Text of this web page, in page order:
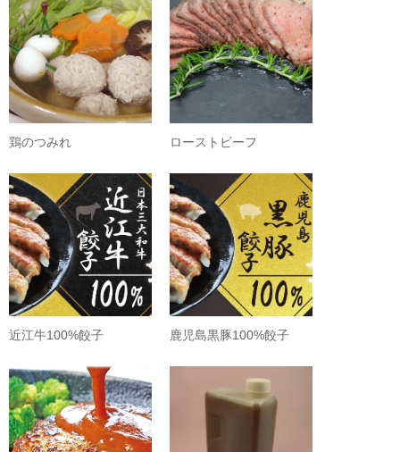
鶏のつみれ ローストビーフ
近江牛100%餃子 鹿児島黒豚100%餃子